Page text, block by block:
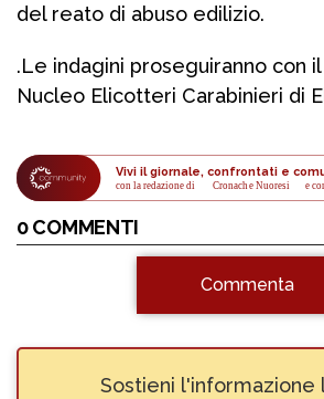
del reato di abuso edilizio.
.Le indagini proseguiranno con
Nucleo Elicotteri Carabinieri di
Vivi il giornale, confrontati e
con la redazione di Cronache Nuoresi e
0 COMMENTI
Commenta
Sostieni l'informazione